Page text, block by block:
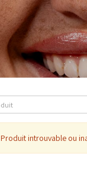
Produit introuvable ou